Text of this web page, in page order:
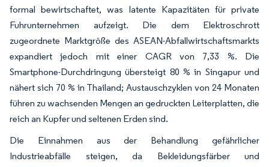
formal bewirtschaftet, was latente Kapazitäten für private
Fuhrunternehmen aufzeigt. Die dem Elektroschrott
zugeordnete Marktgröße des ASEAN-Abfallwirtschaftsmarkts
expandiert jedoch mit einer CAGR von 7,33 %. Die
Smartphone-Durchdringung übersteigt 80 % in Singapur und
nähert sich 70 % in Thailand; Austauschzyklen von 24 Monaten
führen zu wachsenden Mengen an gedruckten Leiterplatten, die
reich an Kupfer und seltenen Erden sind.
Die Einnahmen aus der Behandlung gefährlicher
Industrieabfälle steigen, da Bekleidungsfärber und